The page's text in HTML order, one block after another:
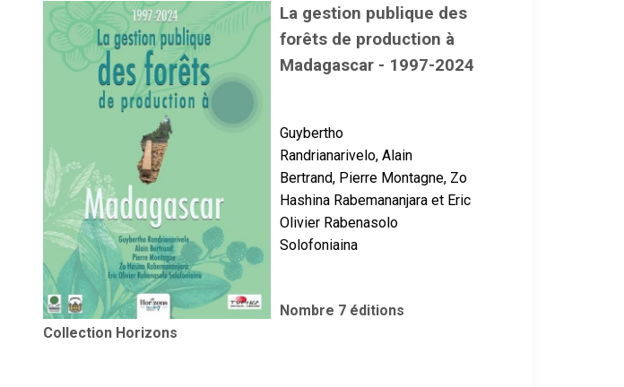
La gestion publique des
forêts de production à
Madagascar - 1997-2024
Guybertho
Randrianarivelo, Alain
Bertrand, Pierre Montagne, Zo
Hashina Rabemananjara et Eric
Olivier Rabenasolo
Solofoniaina
Nombre 7 éditions
Collection Horizons